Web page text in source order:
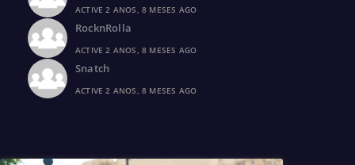
ACTIVE 2 ANOS, 8 MESES AGO
RocknRolla
ACTIVE 2 ANOS, 8 MESES AGO
Snatch
ACTIVE 2 ANOS, 8 MESES AGO